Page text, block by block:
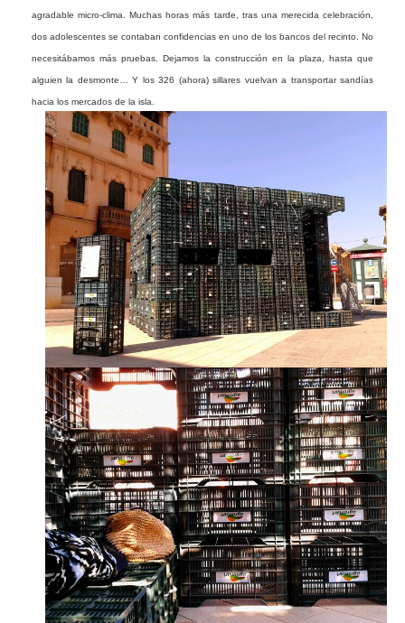
agradable micro-clima. Muchas horas más tarde, tras una merecida celebración,
dos adolescentes se contaban confidencias en uno de los bancos del recinto. No
necesitábamos más pruebas. Dejamos la construcción en la plaza, hasta que
alguien la desmonte… Y los 326 (ahora) sillares vuelvan a transportar sandías
hacia los mercados de la isla.